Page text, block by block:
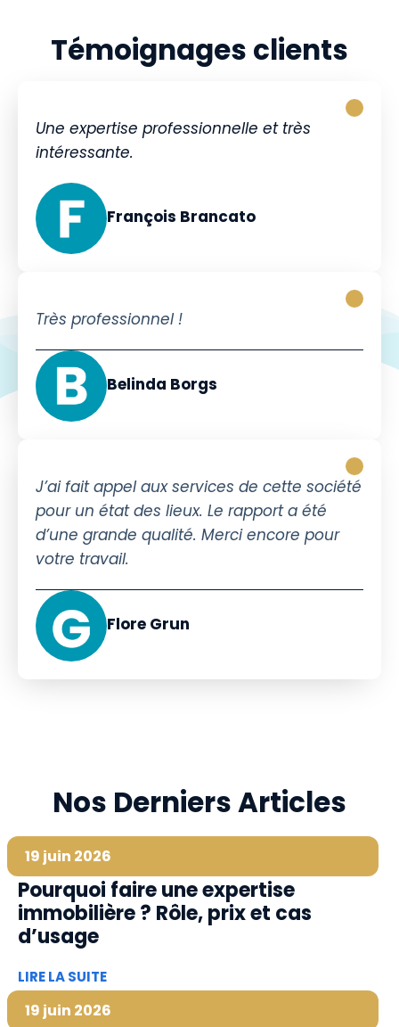
Témoignages clients
Une expertise professionnelle et très
intéressante.
François Brancato
Très professionnel !
Belinda Borgs
J’ai fait appel aux services de cette société
pour un état des lieux. Le rapport a été
d’une grande qualité. Merci encore pour
votre travail.
Flore Grun
Nos Derniers Articles
19 juin 2026
Pourquoi faire une expertise
immobilière ? Rôle, prix et cas
d’usage
LIRE LA SUITE
19 juin 2026